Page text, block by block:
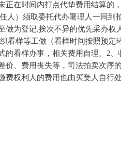
在时间内打点代垫费用结算
人）须取委托代办署理人一同
为登记,挨次不异的优先采办
看样等工做（看样时间按照预
看样办事，相关费用自理。2
、费用丧失等，司法拍卖次
权利人的费用也由买受人自